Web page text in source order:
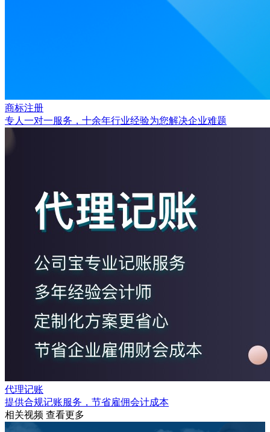
商标注册
专人一对一服务，十余年行业经验为您解决企业难题
代理记账
提供合规记账服务，节省雇佣会计成本
相关视频 查看更多